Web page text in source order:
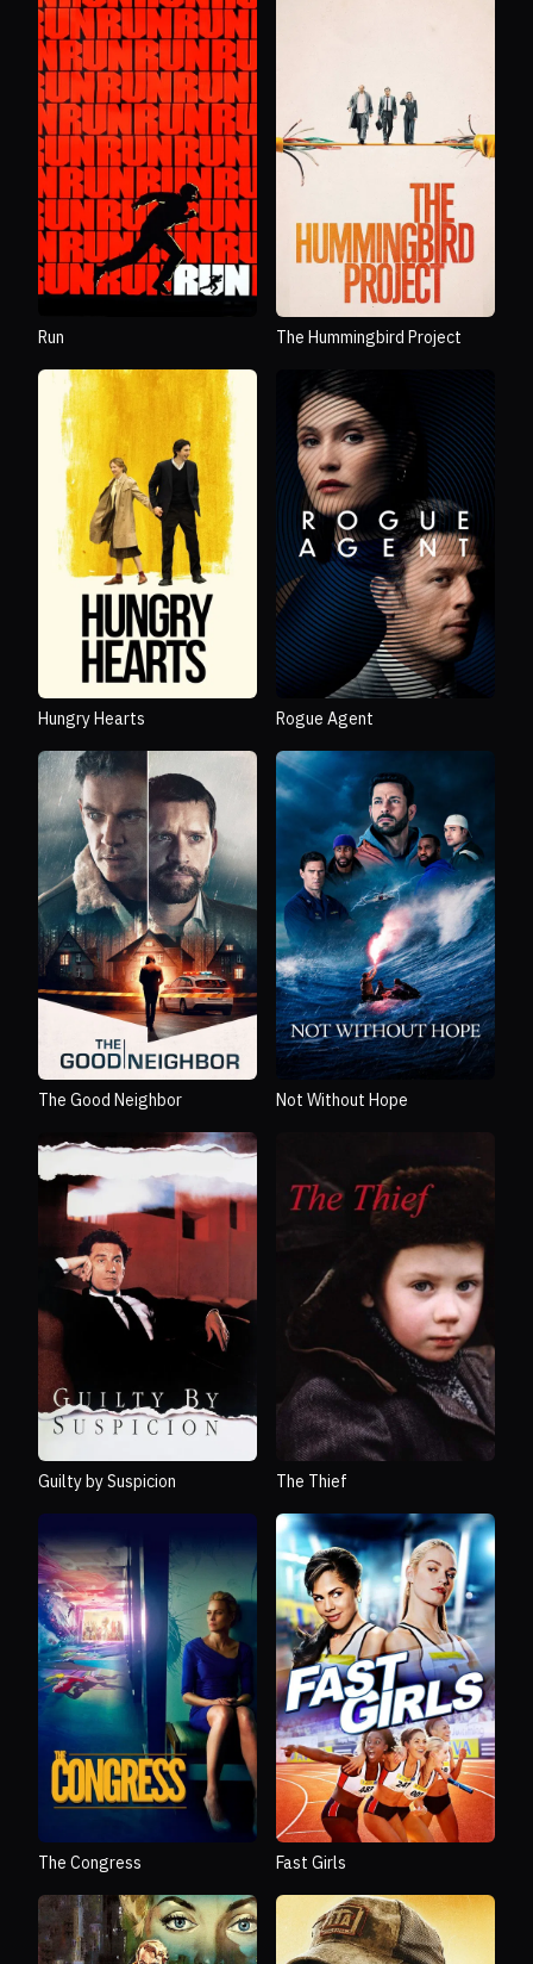
Run The Hummingbird Project
Hungry Hearts Rogue Agent
The Good Neighbor Not Without Hope
Guilty by Suspicion The Thief
The Congress Fast Girls